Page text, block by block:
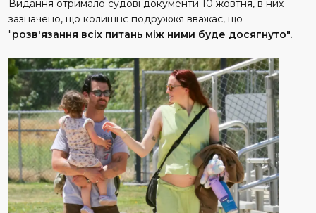
Видання отримало судові документи 10 жовтня, в них
зазначено, що колишнє подружжя вважає, що
"розв'язання всіх питань між ними буде досягнуто".